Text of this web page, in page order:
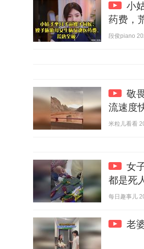
小
药费，
段俊piano
敬
流速度
米粒儿看看
女
都是死
每日趣事儿
老